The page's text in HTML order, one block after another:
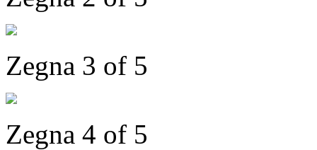
Zegna 3 of 5
Zegna 4 of 5